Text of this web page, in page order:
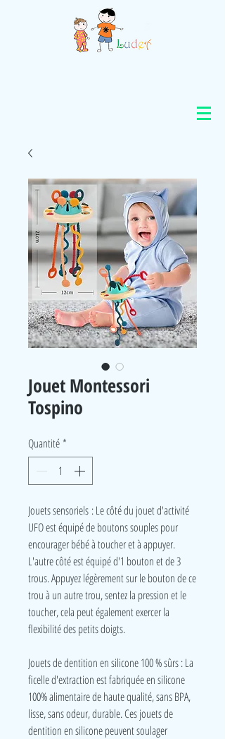
Jouet Montessori
Tospino
Quantité *
Jouets sensoriels : Le côté du jouet d'activité
UFO est équipé de boutons souples pour
encourager bébé à toucher et à appuyer.
L'autre côté est équipé d'1 bouton et de 3
trous. Appuyez légèrement sur le bouton de ce
trou à un autre trou, sentez la pression et le
toucher, cela peut également exercer la
flexibilité des petits doigts.
Jouets de dentition en silicone 100 % sûrs : La
ficelle d'extraction est fabriquée en silicone
100% alimentaire de haute qualité, sans BPA,
lisse, sans odeur, durable. Ces jouets de
dentition en silicone peuvent soulager